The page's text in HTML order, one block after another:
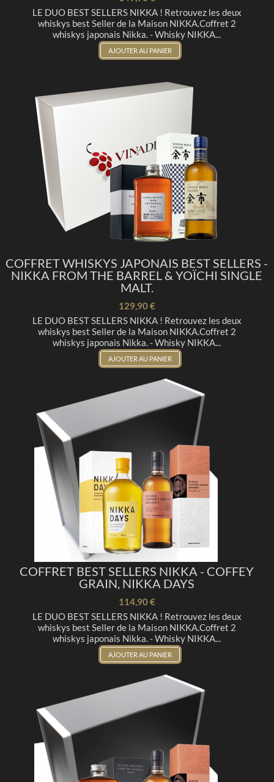
LE DUO BEST SELLERS NIKKA ! Retrouvez les deux
whiskys best Seller de la Maison NIKKA.Coffret 2
whiskys japonais Nikka. - Whisky NIKKA...
AJOUTER AU PANIER
COFFRET WHISKYS JAPONAIS BEST SELLERS -
NIKKA FROM THE BARREL & YOÏCHI SINGLE
MALT.
129,90 €
LE DUO BEST SELLERS NIKKA ! Retrouvez les deux
whiskys best Seller de la Maison NIKKA.Coffret 2
whiskys japonais Nikka. - Whisky NIKKA...
AJOUTER AU PANIER
COFFRET BEST SELLERS NIKKA - COFFEY
GRAIN, NIKKA DAYS
114,90 €
LE DUO BEST SELLERS NIKKA ! Retrouvez les deux
whiskys best Seller de la Maison NIKKA.Coffret 2
whiskys japonais Nikka. - Whisky NIKKA...
AJOUTER AU PANIER